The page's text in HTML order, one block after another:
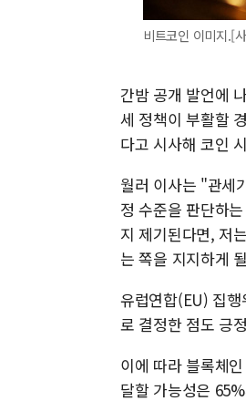
비트코인 이미지.[
간밤 공개 발언에
세 정책이 부활할
다고 시사해 코인
월러 이사는 "관세
정 수준을 판단하
지 제기된다면, 저
는 쪽을 지지하게
유럽연합(EU) 집
로 결정한 점도 긍
이에 따라 블록체
달할 가능성은